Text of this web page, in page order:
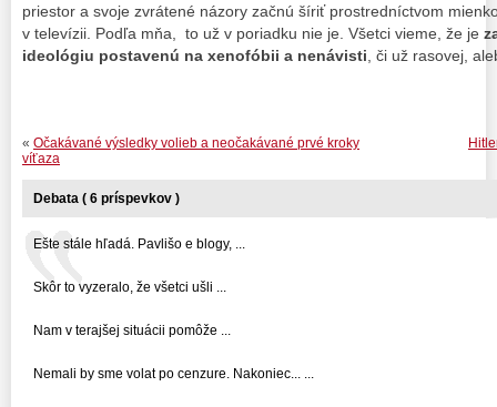
priestor a svoje zvrátené názory začnú šíriť prostredníctvom
v televízii. Podľa mňa, to už v poriadku nie je. Všetci vieme, že je
ideológiu postavenú na xenofóbii a nenávisti , či už rasovej,
« Očakávané výsledky volieb a neočakávané prvé kroky
víťaza
Debata ( 6 príspevkov )
Ešte stále hľadá. Pavlišo e blogy, ...
Skôr to vyzeralo, že všetci ušli ...
Nam v terajšej situácii pomôže ...
Nemali by sme volat po cenzure. Nakoniec... ...